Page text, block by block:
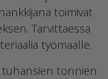
toimivat
Tarvittaessa
työmaalle.
tuhansien tonnien